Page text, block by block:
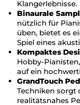
Klangerlebnisse.
Binaurale
nützlich für
üben, bietet es
Spiel eines
Kompaktes
Hobby-
auf ein
GrandTouch
Techniken sorgt
realitätsnahes